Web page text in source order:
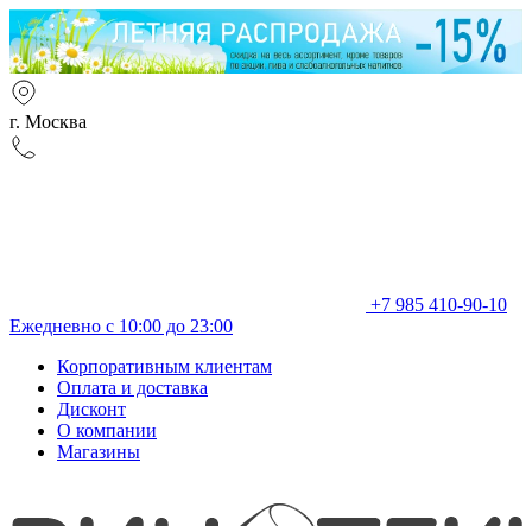
г. Москва
+7 985 410-90-10
Ежедневно с 10:00 до 23:00
Корпоративным клиентам
Оплата и доставка
Дисконт
О компании
Магазины